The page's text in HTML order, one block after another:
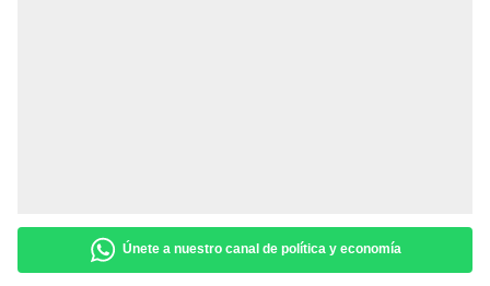
Únete a nuestro canal de política y economía